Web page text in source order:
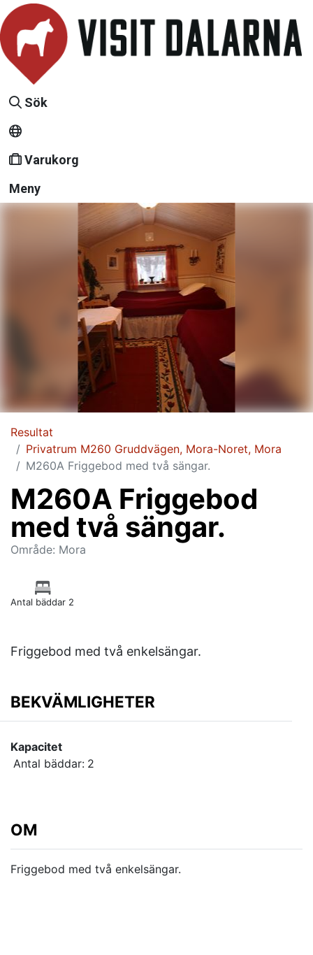
Sök
Varukorg
Meny
Resultat
Privatrum M260 Gruddvägen, Mora-Noret, Mora
M260A Friggebod med två sängar.
M260A Friggebod
med två sängar.
Område: Mora
Antal bäddar 2
Friggebod med två enkelsängar.
BEKVÄMLIGHETER
Kapacitet
Antal bäddar: 2
OM
Friggebod med två enkelsängar.